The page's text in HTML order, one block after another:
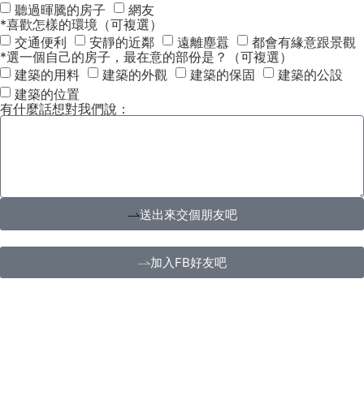
聽過暉騰的房子
網友
*喜歡怎樣的環境（可複選）
交通便利
安靜的近鄰 遠離塵囂
都會有緣意跟景觀
*選一個自己的房子，最在意的部份是？（可複選）
建築的用料
建築的外觀 建築的保固
建築的公設
建築的位置
有什麼話想對我們說：
送出來交個朋友吧
加入FB好友吧